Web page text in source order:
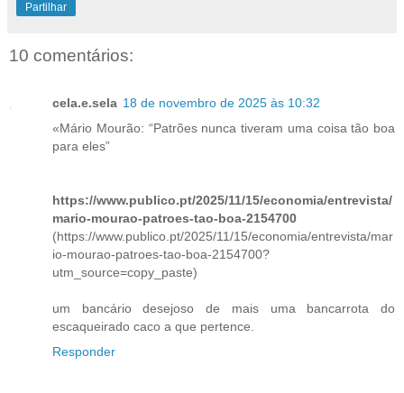
Partilhar
10 comentários:
cela.e.sela 18 de novembro de 2025 às 10:32
«Mário Mourão: “Patrões nunca tiveram uma coisa tão boa
para eles”
https://www.publico.pt/2025/11/15/economia/entrevista/
mario-mourao-patroes-tao-boa-2154700
(https://www.publico.pt/2025/11/15/economia/entrevista/mar
io-mourao-patroes-tao-boa-2154700?
utm_source=copy_paste)
um bancário desejoso de mais uma bancarrota do
escaqueirado caco a que pertence.
Responder